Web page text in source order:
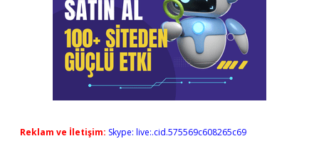
Reklam ve İletişim: Skype: live:.cid.575569c608265c69